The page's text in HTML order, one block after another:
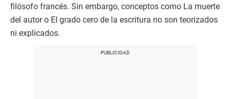
filósofo francés. Sin embargo, conceptos como La muerte
del autor o El grado cero de la escritura no son teorizados
ni explicados.